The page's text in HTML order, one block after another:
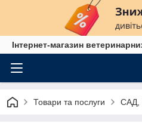
Інтернет-магазин
Товари та послуги САД,